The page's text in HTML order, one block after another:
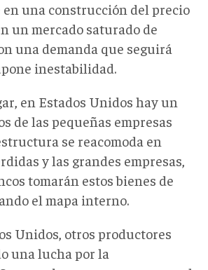
una construcción del precio
un mercado saturado de
una demanda que seguirá
inestabilidad.
en Estados Unidos hay un
de las pequeñas empresas
se reacomoda en
y las grandes empresas,
tomarán estos bienes de
el mapa interno.
Unidos, otros productores
una lucha por la